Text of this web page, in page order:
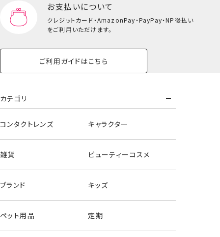
お支払いについて
クレジットカード・AmazonPay・PayPay・NP後払い
をご利用いただけます。
ご利用ガイドはこちら
カテゴリ
コンタクトレンズ キャラクター
雑貨 ビューティーコスメ
ブランド キッズ
ペット用品 定期